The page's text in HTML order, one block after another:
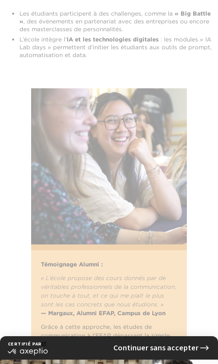
Les étudiants participent à des challenges, comme la « Big Battle
», des événements en partenariat avec des entreprises ou encore
des masterclasses de personnalités.
L’école intègre l'IA et les technologies digitales : les modules « IA
Lab days » permettent d’initier les étudiants aux outils de prompt,
automatisation et data.
Témoignage Alumni :
« L’école propose des cours donnés par de
véritables professionnels de la communication,
on touche à tout, et ce qui me plaît le plus
sont les cas concrets que nous étudions. »
— Margaux, Alumni EFAP, Campus de Lyon
Grâce à cette approche, les études de
communication à l’EFAP dépassent la simple
théorie pour répondre concrètement aux
besoins du marché.